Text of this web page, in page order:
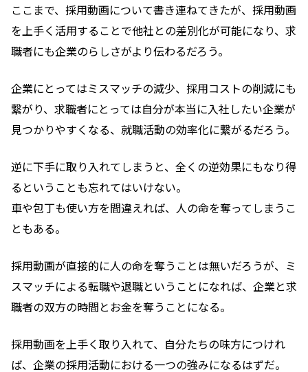
ここまで、採用動画について書き連ねてきたが、採用動画
を上手く活用することで他社との差別化が可能になり、求
職者にも企業のらしさがより伝わるだろう。
企業にとってはミスマッチの減少、採用コストの削減にも
繋がり、求職者にとっては自分が本当に入社したい企業が
見つかりやすくなる、就職活動の効率化に繋がるだろう。
逆に下手に取り入れてしまうと、全くの逆効果にもなり得
るということも忘れてはいけない。
車や包丁も使い方を間違えれば、人の命を奪ってしまうこ
ともある。
採用動画が直接的に人の命を奪うことは無いだろうが、ミ
スマッチによる転職や退職ということになれば、企業と求
職者の双方の時間とお金を奪うことになる。
採用動画を上手く取り入れて、自分たちの味方につけれ
ば、企業の採用活動における一つの強みになるはずだ。